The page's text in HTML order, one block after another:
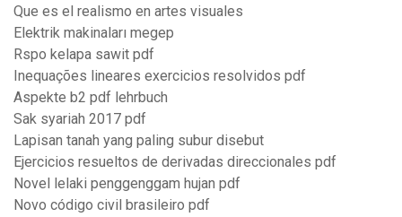
Que es el realismo en artes visuales
Elektrik makinaları megep
Rspo kelapa sawit pdf
Inequações lineares exercicios resolvidos pdf
Aspekte b2 pdf lehrbuch
Sak syariah 2017 pdf
Lapisan tanah yang paling subur disebut
Ejercicios resueltos de derivadas direccionales pdf
Novel lelaki penggenggam hujan pdf
Novo código civil brasileiro pdf